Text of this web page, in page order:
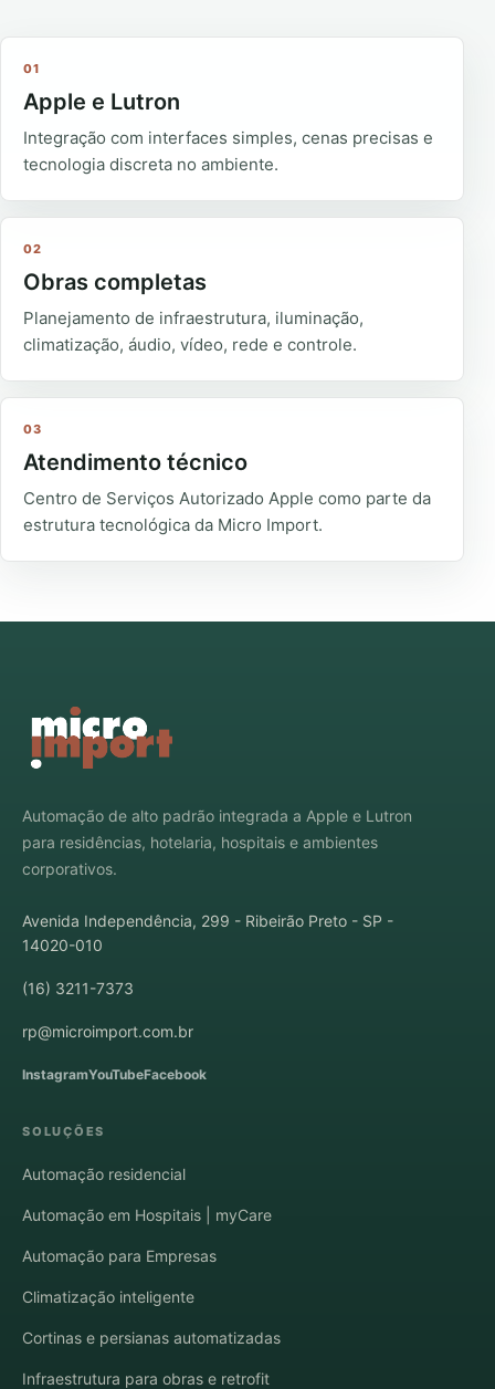
01
Apple e Lutron
Integração com interfaces simples, cenas precisas e
tecnologia discreta no ambiente.
02
Obras completas
Planejamento de infraestrutura, iluminação,
climatização, áudio, vídeo, rede e controle.
03
Atendimento técnico
Centro de Serviços Autorizado Apple como parte da
estrutura tecnológica da Micro Import.
Automação de alto padrão integrada a Apple e Lutron
para residências, hotelaria, hospitais e ambientes
corporativos.
Avenida Independência, 299 - Ribeirão Preto - SP -
14020-010
(16) 3211-7373
rp@microimport.com.br
InstagramYouTubeFacebook
SOLUÇÕES
Automação residencial
Automação em Hospitais | myCare
Automação para Empresas
Climatização inteligente
Cortinas e persianas automatizadas
Infraestrutura para obras e retrofit